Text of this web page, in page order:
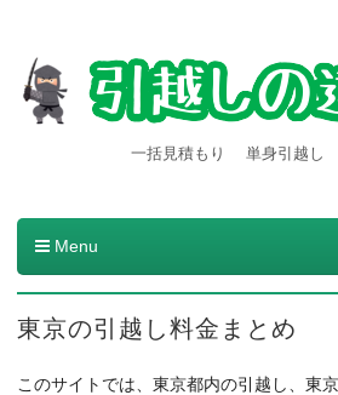
【引越しの達人】
引越し料金一括見積もりサービスを
一括見積もり 単身引越し
Menu
コンテンツへ移動
東京の引越し料金まとめ
このサイトでは、東京都内の引越し、東